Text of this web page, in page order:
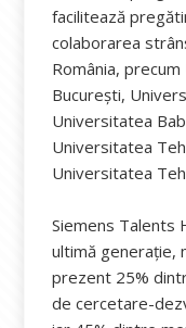
facilitează
colaborarea
România,
București,
Universitatea
Universitatea
Universitatea
Siemens Talents
ultimă generație,
prezent 25%
de cercetare-